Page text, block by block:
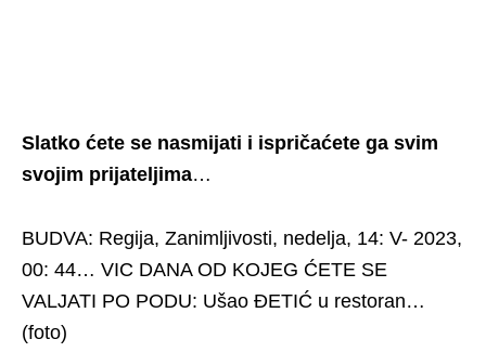
Slatko ćete se nasmijati i ispričaćete ga svim
svojim prijateljima…
BUDVA: Regija, Zanimljivosti, nedelja, 14: V- 2023,
00: 44… VIC DANA OD KOJEG ĆETE SE
VALJATI PO PODU: Ušao ĐETIĆ u restoran…
(foto)